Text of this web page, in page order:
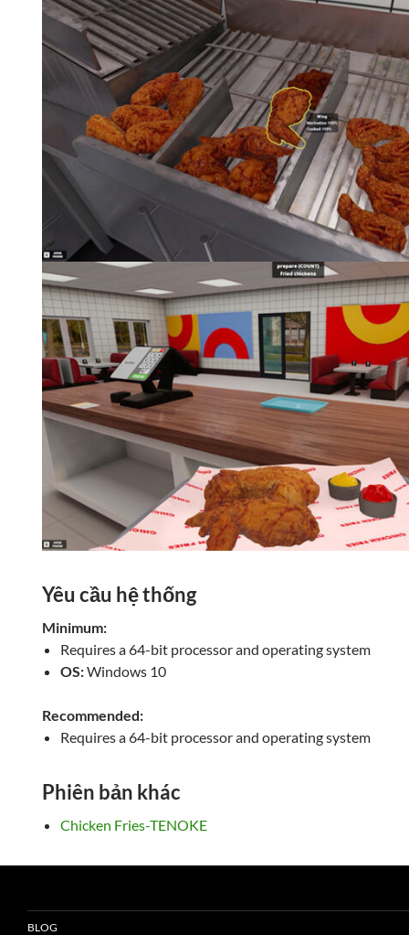
Yêu cầu hệ thống
Minimum:
Requires a 64-bit processor and operating system
OS:Windows 10
Recommended:
Requires a 64-bit processor and operating system
Phiên bản khác
Chicken Fries-TENOKE
BLOG